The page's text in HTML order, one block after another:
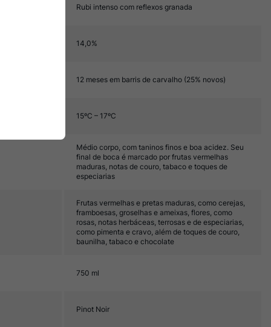
Rubi intenso com reflexos granada
14,0%
12 meses em barris de carvalho (25% novos)
15ºC – 17ºC
Médio corpo, com taninos finos e boa acidez. Seu
final de boca é marcado por frutas vermelhas
maduras, notas de couro, tabaco e toques de
especiarias
Frutas vermelhas e pretas maduras, como cerejas,
framboesas, groselhas e ameixas, flores, como
rosas, notas herbáceas, terrosas e de especiarias,
como pimenta e cravo, além de toques de couro,
baunilha, tabaco e chocolate
750 ml
Pinot Noir